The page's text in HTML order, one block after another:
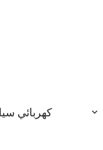
كهربائي